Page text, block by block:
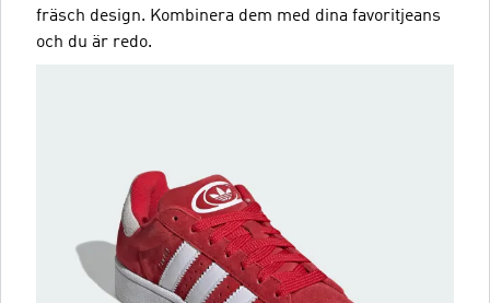
fräsch design. Kombinera dem med dina favoritjeans
och du är redo.